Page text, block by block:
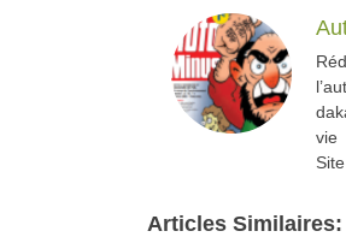
vie
Articles Similaires: